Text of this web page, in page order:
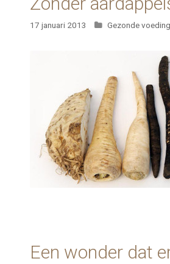
17 januari 2013 Categorieën
Gezonde voeding
Een wonder dat